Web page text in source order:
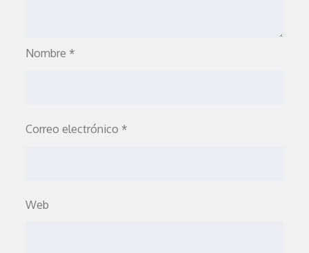
Nombre *
Correo electrónico *
Web